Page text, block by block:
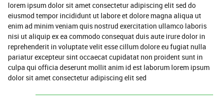
lorem ipsum dolor sit amet consectetur adipiscing elit sed do
eiusmod tempor incididunt ut labore et dolore magna aliqua ut
enim ad minim veniam quis nostrud exercitation ullamco laboris
nisi ut aliquip ex ea commodo consequat duis aute irure dolor in
reprehenderit in voluptate velit esse cillum dolore eu fugiat nulla
pariatur excepteur sint occaecat cupidatat non proident sunt in
culpa qui officia deserunt mollit anim id est laborum lorem ipsum
dolor sit amet consectetur adipiscing elit sed